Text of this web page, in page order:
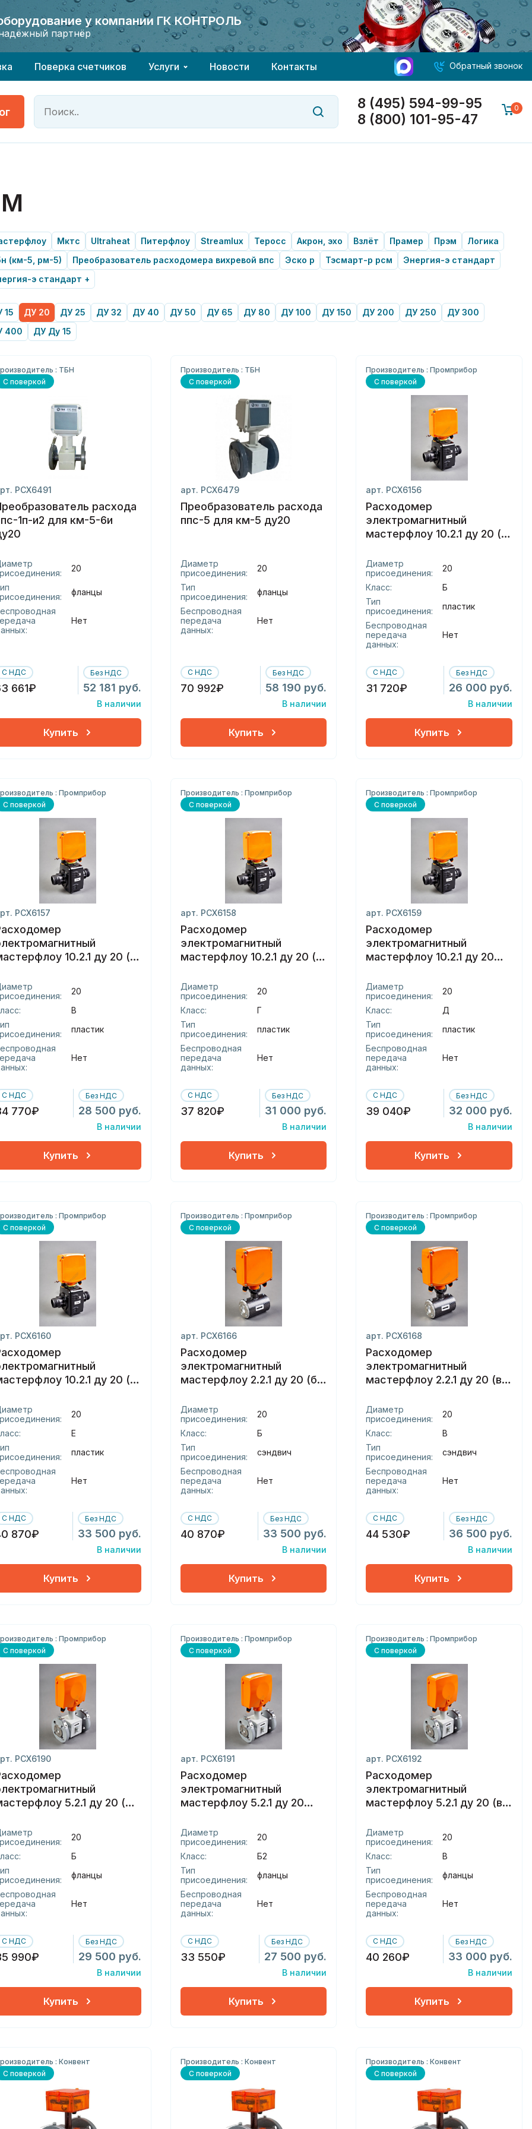
у компании ГК КОНТРОЛЬ
партнёр
у компании ГК КОНТРОЛЬ
партнёр
Поверка счетчиков Услуги Новости Контакты Обратный звонок
8 (495) 594-99-95
8 (800) 101-95-47
0
Мктс Ultraheat Питерфлоу Streamlux Теросс Акрон, эхо Взлёт Прамер Прэм
Логика
(км-5, рм-5)
Преобразователь расходомера вихревой впс Эско р Тэсмарт-р рсм
Энергия-э стандарт
э стандарт +
15 ДУ 20 ДУ 25 ДУ 32 ДУ 40 ДУ 50 ДУ 65 ДУ 80 ДУ 100 ДУ 150 ДУ 200 ДУ 250
ДУ 300
400
ДУ Ду 15
: ТБН
С поверкой
РСХ6491
расхода
1п-и2 для км-5-6и
20
фланцы
Нет
С НДС
661₽
Без НДС
52 181 руб.
В наличии
Купить
Производитель : ТБН
С поверкой
арт. РСХ6479
Преобразователь расхода
ппс-5 для км-5 ду20
Диаметр
присоединения:
20
Тип
присоединения:
фланцы
Беспроводная
передача
данных:
Нет
С НДС
70 992₽
Без НДС
58 190 руб.
В наличии
Купить
Производитель : Промприбор
С поверкой
арт. РСХ6156
Расходомер
электромагнитный
мастерфлоу 10.2.1 ду 20 (б)
Диаметр
присоединения:
20
Класс:
Б
Тип
присоединения:
пластик
Беспроводная
передача
данных:
Нет
С НДС
31 720₽
Без НДС
26 000 руб.
В наличии
Купить
: Промприбор
С поверкой
РСХ6157
10.2.1 ду 20 (в)
20
В
пластик
Нет
С НДС
770₽
Без НДС
28 500 руб.
В наличии
Купить
Производитель : Промприбор
С поверкой
арт. РСХ6158
Расходомер
электромагнитный
мастерфлоу 10.2.1 ду 20 (г)
Диаметр
присоединения:
20
Класс:
Г
Тип
присоединения:
пластик
Беспроводная
передача
данных:
Нет
С НДС
37 820₽
Без НДС
31 000 руб.
В наличии
Купить
Производитель : Промприбор
С поверкой
арт. РСХ6159
Расходомер
электромагнитный
мастерфлоу 10.2.1 ду 20
Диаметр
присоединения:
20
Класс:
Д
Тип
присоединения:
пластик
Беспроводная
передача
данных:
Нет
С НДС
39 040₽
Без НДС
32 000 руб.
В наличии
Купить
: Промприбор
С поверкой
РСХ6160
10.2.1 ду 20 (е)
20
Е
пластик
Нет
С НДС
870₽
Без НДС
33 500 руб.
В наличии
Купить
Производитель : Промприбор
С поверкой
арт. РСХ6166
Расходомер
электромагнитный
мастерфлоу 2.2.1 ду 20 (б)
Диаметр
присоединения:
20
Класс:
Б
Тип
присоединения:
сэндвич
Беспроводная
передача
данных:
Нет
С НДС
40 870₽
Без НДС
33 500 руб.
В наличии
Купить
Производитель : Промприбор
С поверкой
арт. РСХ6168
Расходомер
электромагнитный
мастерфлоу 2.2.1 ду 20 (в)
Диаметр
присоединения:
20
Класс:
В
Тип
присоединения:
сэндвич
Беспроводная
передача
данных:
Нет
С НДС
44 530₽
Без НДС
36 500 руб.
В наличии
Купить
: Промприбор
С поверкой
РСХ6190
5.2.1 ду 20 (б)
20
Б
фланцы
Нет
С НДС
990₽
Без НДС
29 500 руб.
В наличии
Купить
Производитель : Промприбор
С поверкой
арт. РСХ6191
Расходомер
электромагнитный
мастерфлоу 5.2.1 ду 20
Диаметр
присоединения:
20
Класс:
Б2
Тип
присоединения:
фланцы
Беспроводная
передача
данных:
Нет
С НДС
33 550₽
Без НДС
27 500 руб.
В наличии
Купить
Производитель : Промприбор
С поверкой
арт. РСХ6192
Расходомер
электромагнитный
мастерфлоу 5.2.1 ду 20 (в)
Диаметр
присоединения:
20
Класс:
В
Тип
присоединения:
фланцы
Беспроводная
передача
данных:
Нет
С НДС
40 260₽
Без НДС
33 000 руб.
В наличии
Купить
: Конвент
С поверкой
Производитель : Конвент
С поверкой
Производитель : Конвент
С поверкой